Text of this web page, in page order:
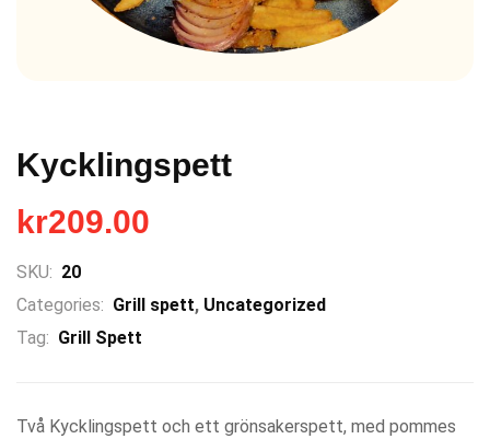
Kycklingspett
kr209.00
SKU: 20
Categories: Grill spett, Uncategorized
Tag: Grill Spett
Två Kycklingspett och ett grönsakerspett, med pommes